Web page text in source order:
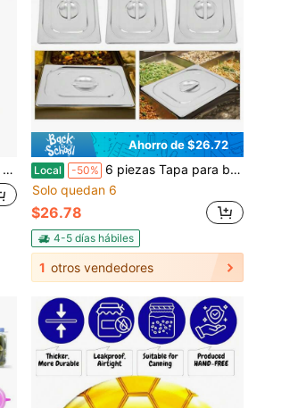
Ahorro de $26.72
Local -50% 6 piezas Tapa para bandeja de catering de acero inoxidable con asa
Solo quedan 6
$26.78
4-5 días hábiles
1 otros vendedores